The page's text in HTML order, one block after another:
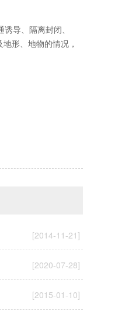
导、隔离封闭、
形、地物的情况，
[2014-11-21]
[2020-07-28]
[2015-01-10]